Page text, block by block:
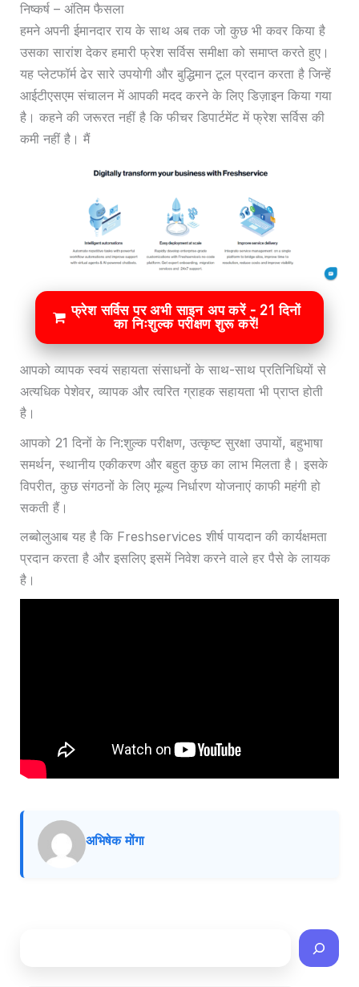
निष्कर्ष – अंतिम फैसला
हमने अपनी ईमानदार राय के साथ अब तक जो कुछ भी कवर किया है
उसका सारांश देकर हमारी फ्रेश सर्विस समीक्षा को समाप्त करते हुए।
यह प्लेटफॉर्म ढेर सारे उपयोगी और बुद्धिमान टूल प्रदान करता है जिन्हें
आईटीएसएम संचालन में आपकी मदद करने के लिए डिज़ाइन किया गया
है। कहने की जरूरत नहीं है कि फीचर डिपार्टमेंट में फ्रेश सर्विस की
कमी नहीं है। मैं
फ्रेश सर्विस पर अभी साइन अप करें - 21 दिनों
का निःशुल्क परीक्षण शुरू करें!
आपको व्यापक स्वयं सहायता संसाधनों के साथ-साथ प्रतिनिधियों से
अत्यधिक पेशेवर, व्यापक और त्वरित ग्राहक सहायता भी प्राप्त होती
है।
आपको 21 दिनों के नि:शुल्क परीक्षण, उत्कृष्ट सुरक्षा उपायों, बहुभाषा
समर्थन, स्थानीय एकीकरण और बहुत कुछ का लाभ मिलता है। इसके
विपरीत, कुछ संगठनों के लिए मूल्य निर्धारण योजनाएं काफी महंगी हो
सकती हैं।
लब्बोलुआब यह है कि Freshservices शीर्ष पायदान की कार्यक्षमता
प्रदान करता है और इसलिए इसमें निवेश करने वाले हर पैसे के लायक
है।
अभिषेक मोंगा